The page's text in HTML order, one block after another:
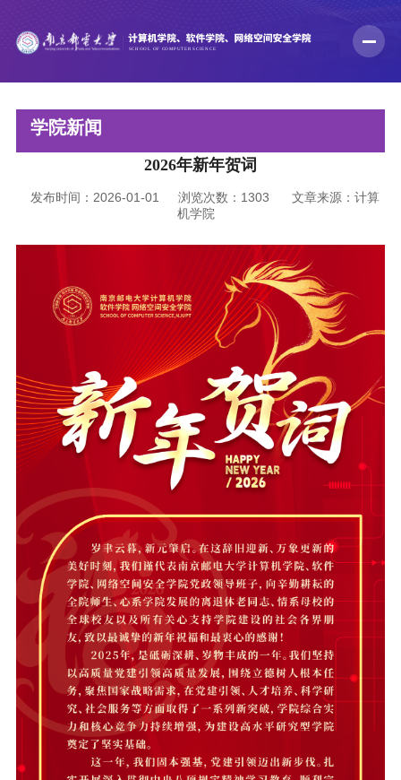
学院新闻
2026年新年贺词
发布时间：2026-01-01 浏览次数： 1303
文章来源：计算
机学院